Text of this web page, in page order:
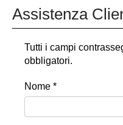
Assistenza
Tutti i campi
obbligatori.
Nome *